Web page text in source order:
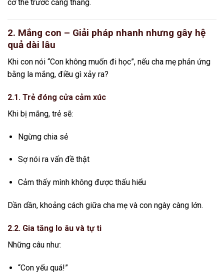
cơ thể trước căng thẳng.
2. Mắng con – Giải pháp nhanh nhưng gây hệ
quả dài lâu
Khi con nói “Con không muốn đi học”, nếu cha mẹ phản ứng
bằng la mắng, điều gì xảy ra?
2.1. Trẻ đóng cửa cảm xúc
Khi bị mắng, trẻ sẽ:
Ngừng chia sẻ
Sợ nói ra vấn đề thật
Cảm thấy mình không được thấu hiểu
Dần dần, khoảng cách giữa cha mẹ và con ngày càng lớn.
2.2. Gia tăng lo âu và tự ti
Những câu như:
“Con yếu quá!”